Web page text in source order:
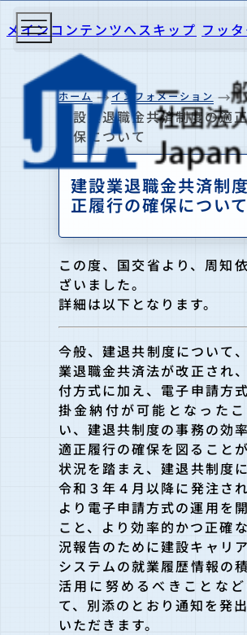
メインコンテンツへスキップ フッ
ホーム インフォメーション
建設業退職金共済制度の適
確保について
建設業退職金共済制
正履行の確保について
この度、国交省より、周知
ざいました。
詳細は以下となります。
今般、建退共制度について
業退職金共済法が改正され
付方式に加え、電子申請方
掛金納付が可能となった
い、建退共制度の事務の効
適正履行の確保を図ること
状況を踏まえ、建退共制度
令和３年４月以降に発注さ
より電子申請方式の運用を
こと、より効率的かつ正確
況報告のために建設キャリ
システムの就業履歴情報の
活用に努めるべきことな
て、 別添のとおり通知を発
いただきます。